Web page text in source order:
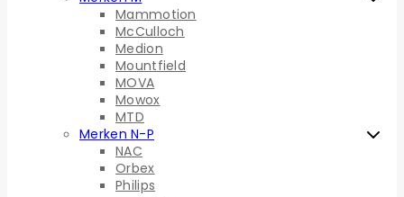
Mammotion
McCulloch
Medion
Mountfield
MOVA
Mowox
MTD
Merken N-P
NAC
Orbex
Philips